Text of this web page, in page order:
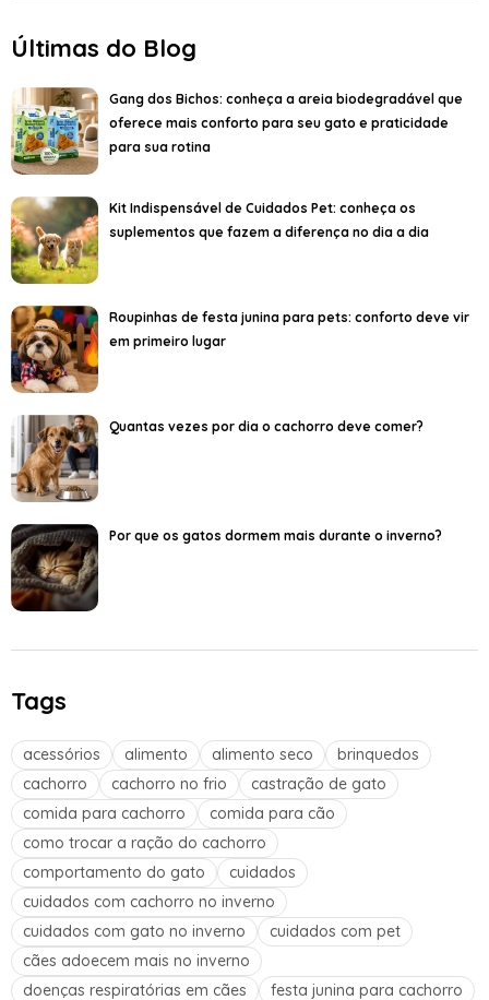
Últimas do Blog
Gang dos Bichos: conheça a areia biodegradável que
oferece mais conforto para seu gato e praticidade
para sua rotina
Kit Indispensável de Cuidados Pet: conheça os
suplementos que fazem a diferença no dia a dia
Roupinhas de festa junina para pets: conforto deve vir
em primeiro lugar
Quantas vezes por dia o cachorro deve comer?
Por que os gatos dormem mais durante o inverno?
Tags
acessórios alimento alimento seco
brinquedos
cachorro
cachorro no frio
castração de gato
comida para cachorro
comida para cão
como trocar a ração do cachorro
comportamento do gato
cuidados
cuidados com cachorro no inverno
cuidados com gato no inverno
cuidados com pet
cães adoecem mais no inverno
doenças respiratórias em cães
festa junina para cachorro